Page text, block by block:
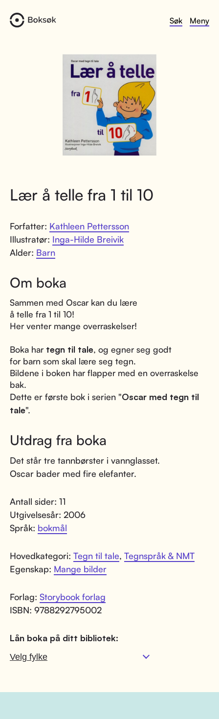
Søk Meny
Lær å telle fra 1 til 10
Forfatter: Kathleen Pettersson
Illustratør: Inga-Hilde Breivik
Alder: Barn
Om boka
Sammen med Oscar kan du lære
å telle fra 1 til 10!
Her venter mange overraskelser!
Boka har tegn til tale, og egner seg godt
for barn som skal lære seg tegn.
Bildene i boken har flapper med en overraskelse
bak.
Dette er første bok i serien "Oscar med tegn til
tale".
Utdrag fra boka
Det står tre tannbørster i vannglasset.
Oscar bader med fire elefanter.
Antall sider: 11
Utgivelsesår: 2006
Språk: bokmål
Hovedkategori: Tegn til tale, Tegnspråk & NMT
Egenskap: Mange bilder
Forlag: Storybook forlag
ISBN: 9788292795002
Lån boka på ditt bibliotek: